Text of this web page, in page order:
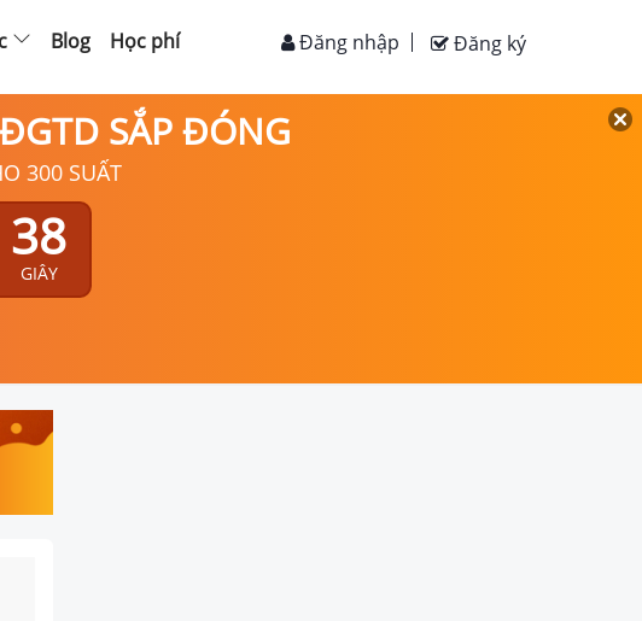
Blog Học phí Đăng ký
Đăng nhập
SẮP ĐÓNG
300 SUẤT
37
GIÂY